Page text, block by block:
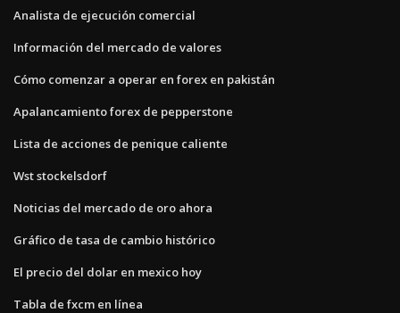
Analista de ejecución comercial
Información del mercado de valores
Cómo comenzar a operar en forex en pakistán
Apalancamiento forex de pepperstone
Lista de acciones de penique caliente
Wst stockelsdorf
Noticias del mercado de oro ahora
Gráfico de tasa de cambio histórico
El precio del dolar en mexico hoy
Tabla de fxcm en línea